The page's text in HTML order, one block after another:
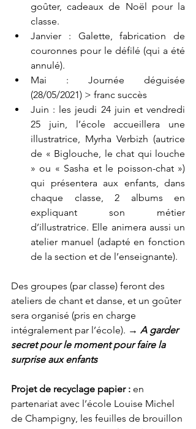
goûter, cadeaux de Noël pour la
classe.
Janvier : Galette, fabrication de
couronnes pour le défilé (qui a été
annulé).
Mai : Journée déguisée
(28/05/2021) > franc succès
Juin : les jeudi 24 juin et vendredi
25 juin, l’école accueillera une
illustratrice, Myrha Verbizh (autrice
de « Biglouche, le chat qui louche
» ou « Sasha et le poisson-chat »)
qui présentera aux enfants, dans
chaque classe, 2 albums en
expliquant son métier
d’illustratrice. Elle animera aussi un
atelier manuel (adapté en fonction
de la section et de l’enseignante).
Des groupes (par classe) feront des
ateliers de chant et danse, et un goûter
sera organisé (pris en charge
intégralement par l’école). → A garder
secret pour le moment pour faire la
surprise aux enfants
Projet de recyclage papier : en
partenariat avec l’école Louise Michel
de Champigny, les feuilles de brouillon